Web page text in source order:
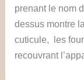
prenant le nom
dessus montre
cuticule, les
recouvrant